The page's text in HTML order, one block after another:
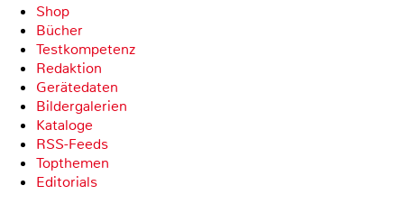
Shop
Bücher
Testkompetenz
Redaktion
Gerätedaten
Bildergalerien
Kataloge
RSS-Feeds
Topthemen
Editorials